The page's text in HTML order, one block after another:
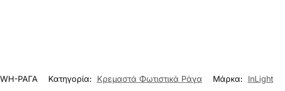
ΡΑΓΑ Κατηγορία: Κρεμαστά Φωτιστικά Ράγα Μάρκα: InLight